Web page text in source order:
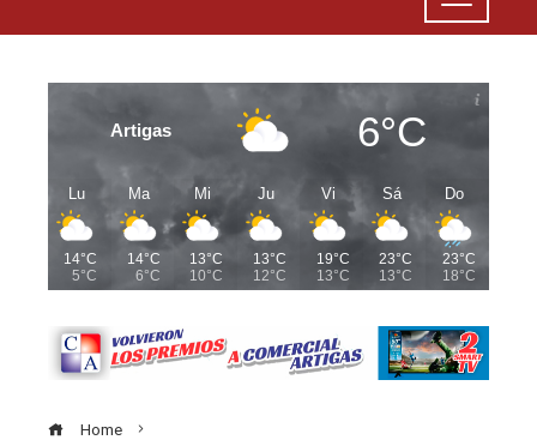
Artigas 6°C
Lu
14°C
5°C
Ma
14°C
6°C
Mi
13°C
10°C
Ju
13°C
12°C
Vi
19°C
13°C
Sá
23°C
13°C
Do
23°C
18°C
Home